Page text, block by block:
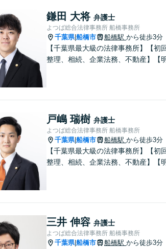
鎌田 大将 弁護士
よつば総合法律事務所 船橋事務所
千葉県|船橋市 船橋駅 から徒歩3分
【千葉県最大級の法律事務所】【
整理、相続、企業法務、不動産】【
戸嶋 瑞樹 弁護士
よつば総合法律事務所 船橋事務所
千葉県|船橋市 船橋駅 から徒歩3分
【千葉県最大級の法律事務所】【
整理、相続、企業法務、不動産】【
三井 伸容 弁護士
よつば総合法律事務所 船橋事務所
千葉県|船橋市 船橋駅 から徒歩3分